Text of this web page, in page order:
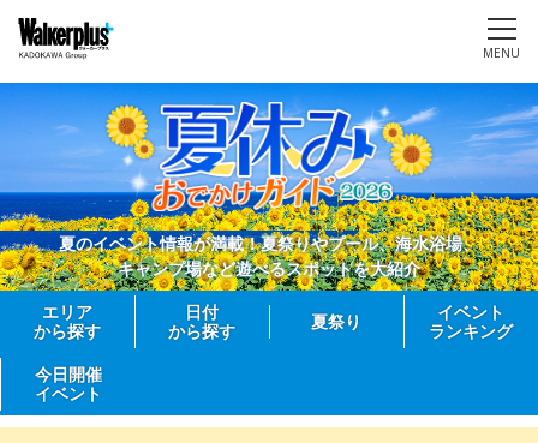
MENU
夏のイベント情報が満載！夏祭りやプール、海水浴場、
キャンプ場など遊べるスポットを大紹介
エリア
から探す
日付
から探す
夏祭り
イベント
ランキング
今日開催
イベント